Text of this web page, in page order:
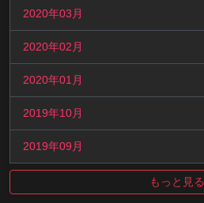
2020年03月
2020年02月
2020年01月
2019年10月
2019年09月
もっと見る